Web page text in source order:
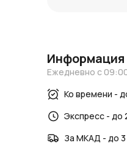
Узнайте
Ознакомьтесь с
из
AzaliaNow
Информация
Ежедневно с
Ко времени -
Экспресс - до
За МКАД - до 3